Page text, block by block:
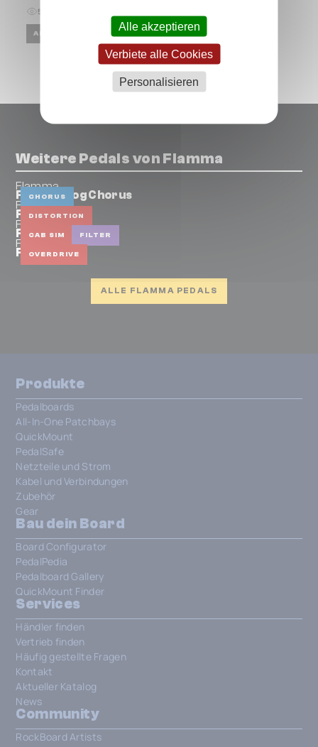
Alle akzeptieren
Verbiete alle Cookies
Personalisieren
5
AMBIENT METAL
Weitere Pedals von Flamma
CHORUS
Flamma
FC14 Analog Chorus
DISTORTION
Flamma
FC06 Dist
CAB SIM FILTER
Flamma
FS07 Cab
OVERDRIVE
Flamma
FC07 Drive
ALLE FLAMMA PEDALS
Produkte
Pedalboards
All-In-One Patchbays
QuickMount
PedalSafe
Netzteile und Strom
Kabel und Verbindungen
Zubehör
Gear
Bau dein Board
Board Configurator
PedalPedia
Pedalboard Gallery
QuickMount Finder
Services
Händler finden
Vertrieb finden
Häufig gestellte Fragen
Kontakt
Aktueller Katalog
News
Community
RockBoard Artists